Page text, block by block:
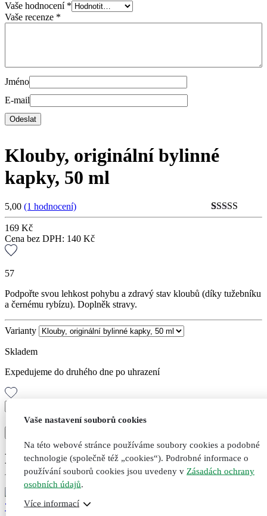
Vaše hodnocení *
Vaše recenze *
Jméno
E-mail
Klouby, originální bylinné
kapky, 50 ml
Hodnoceno5
1
5,00 (1 hodnocení)
169 Kč
Cena bez DPH: 140 Kč
57
Podpořte svou lehkost pohybu a zdravý stav kloubů (díky tužebníku
a černému rybízu). Doplněk stravy.
Varianty
Skladem
Expedujeme do druhého dne po uhrazení
originální
bylinné
kapky,
množství
+
-
Doporučené kombinace
78
Kč
Vaše nastavení souborů cookies
Na této webové stránce používáme soubory cookies a podobné
technologie (společně též „cookies“). Podrobné informace o
používání souborů cookies jsou uvedeny v Zásadách ochrany
osobních údajů.
Více informací